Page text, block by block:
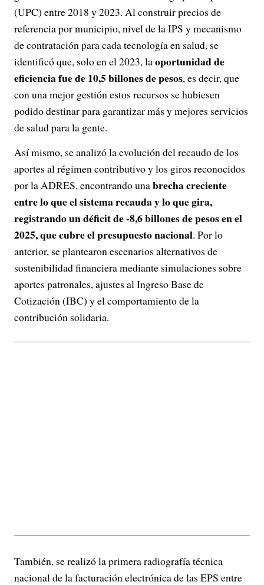
(UPC) entre 2018 y 2023. Al construir precios de
referencia por municipio, nivel de la IPS y mecanismo
de contratación para cada tecnología en salud, se
identificó que, solo en el 2023, laoportunidad de
eficiencia fue de 10,5 billones de pesos, es decir, que
con una mejor gestión estos recursos se hubiesen
podido destinar para garantizar más y mejores servicios
de salud para la gente.
Así mismo, se analizó la evolución del recaudo de los
aportes al régimen contributivo y los giros reconocidos
por la ADRES, encontrando unabrecha creciente
entre lo que el sistema recauda y lo que gira,
registrando un déficit de -8,6 billones de pesos en el
2025, que cubre el presupuesto nacional. Por lo
anterior, se plantearon escenarios alternativos de
sostenibilidad financiera mediante simulaciones sobre
aportes patronales, ajustes al Ingreso Base de
Cotización (IBC) y el comportamiento de la
contribución solidaria.
También, se realizó la primera radiografía técnica
nacional de la facturación electrónica de las EPS entre